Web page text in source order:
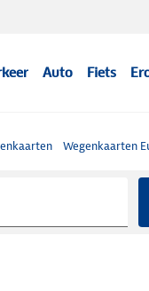
Auto Fiets
Wegenkaarten